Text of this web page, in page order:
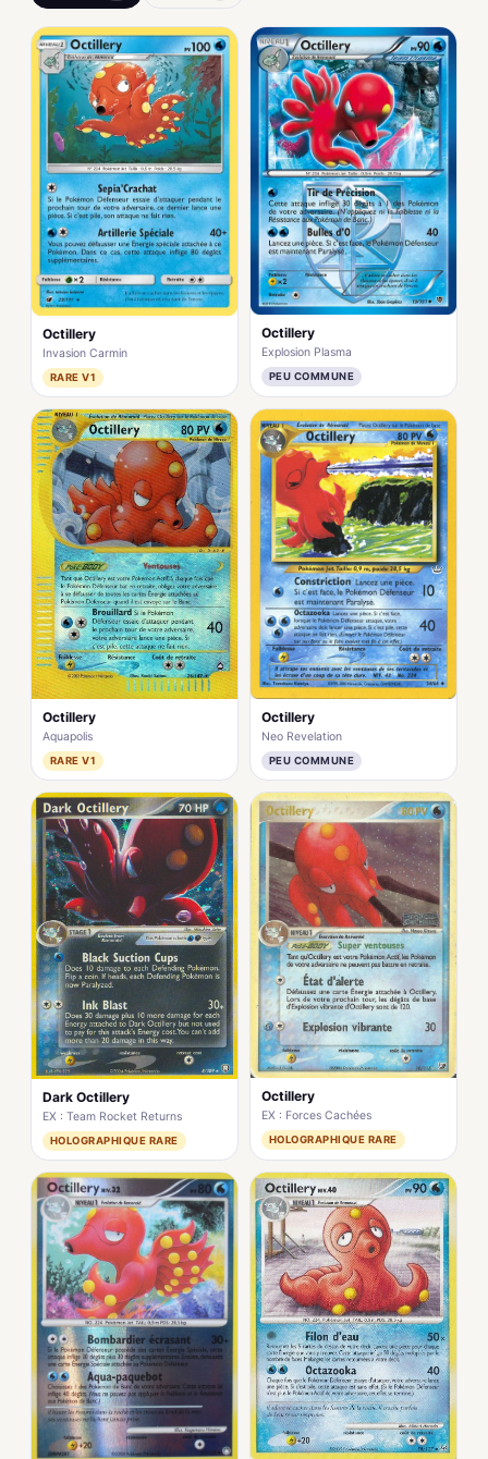
Octillery
Invasion Carmin
RARE V1
Octillery
Explosion Plasma
PEU COMMUNE
Octillery
Aquapolis
RARE V1
Octillery
Neo Revelation
PEU COMMUNE
Dark Octillery
EX : Team Rocket Returns
HOLOGRAPHIQUE RARE
Octillery
EX : Forces Cachées
HOLOGRAPHIQUE RARE